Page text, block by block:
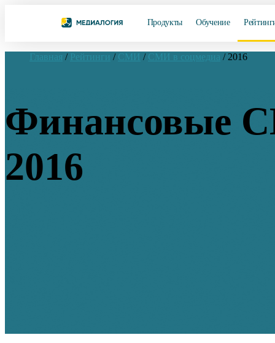
Продукты Обучение
Главная / Рейтинги / СМИ / СМИ в соцмедиа / 2016
Финансовые
2016